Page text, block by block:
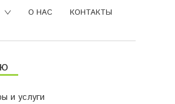
О НАС КОНТАКТЫ
и услуги